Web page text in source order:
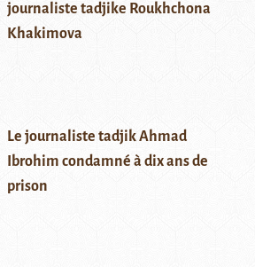
journaliste tadjike Roukhchona
Khakimova
Le journaliste tadjik Ahmad
Ibrohim condamné à dix ans de
prison